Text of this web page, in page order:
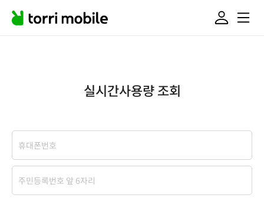
실시간사용량 조회